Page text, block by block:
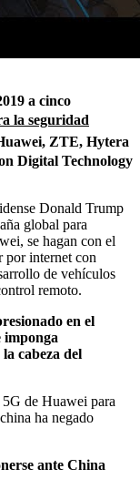
a cinco
la seguridad
ZTE, Hytera
Digital Technology
Donald Trump
global para
se hagan con el
por internet con
de vehículos
remoto.
en el
imponga
cabeza del
5G de Huawei para
ha negado
ante China